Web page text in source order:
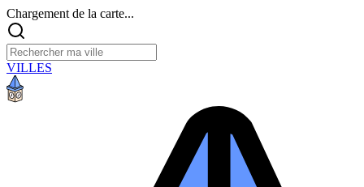
Chargement de la carte...
VILLES